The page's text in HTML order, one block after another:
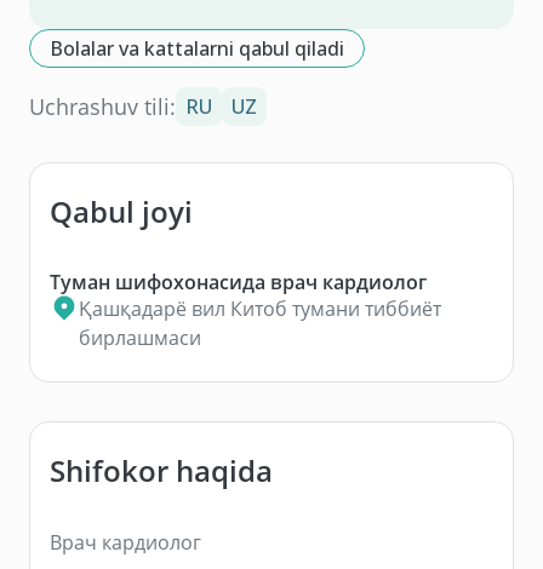
Bolalar va kattalarni qabul qiladi
Uchrashuv tili: RU UZ
Qabul joyi
Туман шифохонасида врач кардиолог
Қашқадарё вил Китоб тумани тиббиёт
бирлашмаси
Shifokor haqida
Врач кардиолог